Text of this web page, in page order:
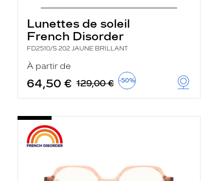
Lunettes de soleil
French Disorder
FD2510/S 202 JAUNE BRILLANT
À partir de
64,50 € 129,00 € -50%